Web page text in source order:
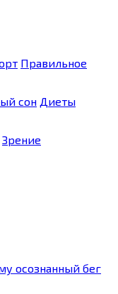
Правильное
сон Диеты
Зрение
осознанный бег